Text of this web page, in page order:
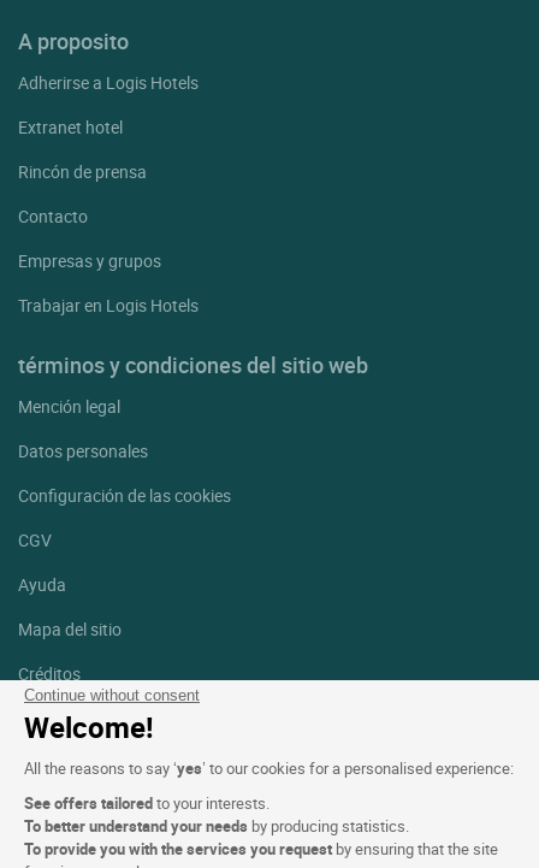
Continue without consent
Welcome!
All the reasons to say ‘yes’ to our cookies for a personalised experience:
See offers tailoredto your interests.
To better understand your needs by producing statistics.
To provide you with the services you request by ensuring that the site
A proposito
Adherirse a Logis Hotels
Extranet hotel
Rincón de prensa
Contacto
Empresas y grupos
Trabajar en Logis Hotels
términos y condiciones del sitio web
Mención legal
Datos personales
Configuración de las cookies
CGV
Ayuda
Mapa del sitio
Créditos
fotografías
Facebook
Instagram
Linkedin